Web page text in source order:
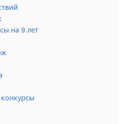
на 9 лет